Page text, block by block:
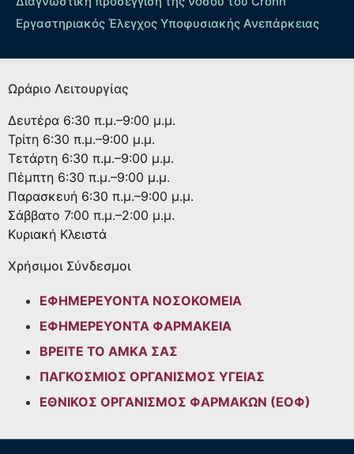
Εργαστηριακός Έλεγχος Υποφυσιακής Ανεπάρκειας
Ωράριο Λειτουργίας
Δευτέρα 6:30 π.μ.–9:00 μ.μ.
Τρίτη 6:30 π.μ.–9:00 μ.μ.
Τετάρτη 6:30 π.μ.–9:00 μ.μ.
Πέμπτη 6:30 π.μ.–9:00 μ.μ.
Παρασκευή 6:30 π.μ.–9:00 μ.μ.
Σάββατο 7:00 π.μ.–2:00 μ.μ.
Κυριακή Κλειστά
Χρήσιμοι Σύνδεσμοι
ΕΦΗΜΕΡΕΥΟΝΤΑ ΝΟΣΟΚΟΜΕΙΑ
ΕΦΗΜΕΡΕΥΟΝΤΑ ΦΑΡΜΑΚΕΙΑ
ΒΡΕΙΤΕ ΤΟ ΑΜΚΑ ΣΑΣ
ΠΑΓΚΟΣΜΙΟΣ ΟΡΓΑΝΙΣΜΟΣ ΥΓΕΙΑΣ
ΕΘΝΙΚΟΣ ΟΡΓΑΝΙΣΜΟΣ ΦΑΡΜΑΚΩΝ (ΕΟΦ)